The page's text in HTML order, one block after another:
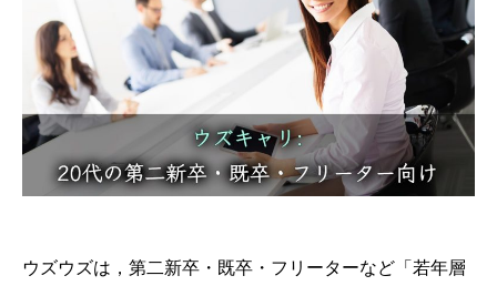
ウズウズは，第二新卒・既卒・フリーターなど「若年層